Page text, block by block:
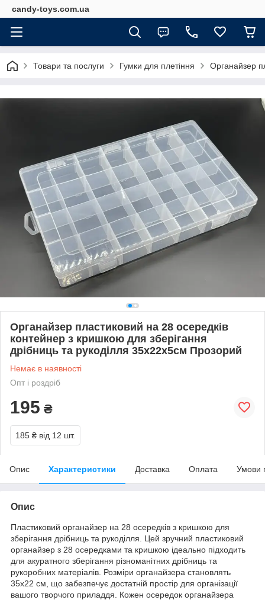
candy-toys.com.ua
Товари та послуги Гумки для плетіння Органайзер
Органайзер пластиковий на 28 осередків
контейнер з кришкою для зберігання
дрібниць та рукоділля 35х22х5см Прозорий
Немає в наявності
Опт і роздріб
195 ₴
185 ₴ від 12 шт.
Опис Характеристики Доставка Оплата Умови
Опис
Пластиковий органайзер на 28 осередків з кришкою для
зберігання дрібниць та рукоділля. Цей зручний пластиковий
органайзер з 28 осередками та кришкою ідеально підходить
для акуратного зберігання різноманітних дрібниць та
рукоробних матеріалів. Розміри органайзера становлять
35х22 см, що забезпечує достатній простір для організації
вашого творчого приладдя.
Кожен осередок органайзера